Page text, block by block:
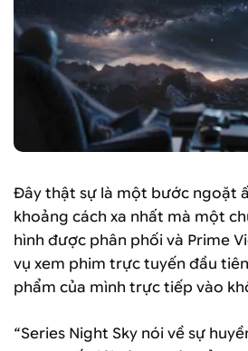
Đây thật sự là một bước ngoặt
khoảng cách xa nhất mà một
hình được phân phối và Prime
vụ xem phim trực tuyến đầu
phẩm của mình trực tiếp vào
“Series Night Sky nói về sự